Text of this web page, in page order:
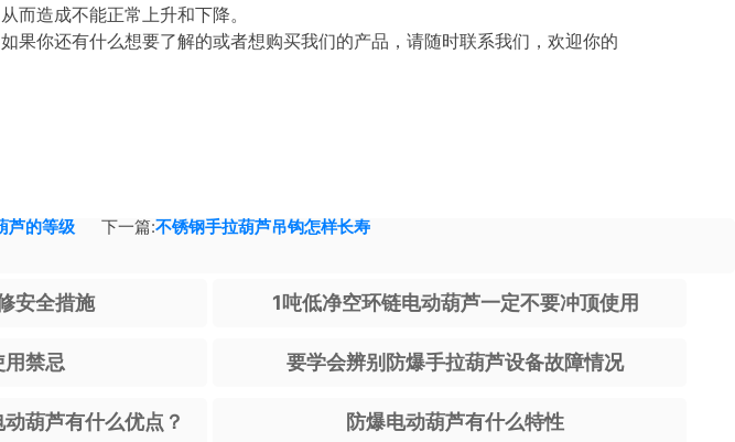
造成不能正常上升和下降。
果你还有什么想要了解的或者想购买我们的产品，请随时联系我们，欢迎你的
芦的等级 下一篇:不锈钢手拉葫芦吊钩怎样长寿
安全措施 1吨低净空环链电动葫芦一定不要冲顶使用
用禁忌 要学会辨别防爆手拉葫芦设备故障情况
葫芦有什么优点？ 防爆电动葫芦有什么特性